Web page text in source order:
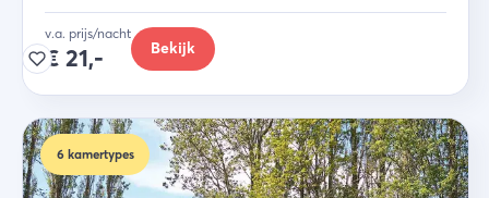
v.a. prijs/nacht
€ 21,- Bekijk
6 kamertypes